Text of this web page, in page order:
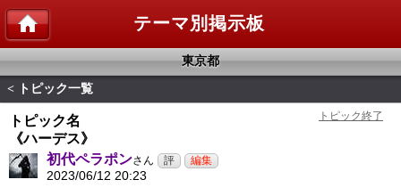
テーマ別掲示板
東京都
< トピック一覧
トピック名
《ハーデス》
初代ペラポンさん
2023/06/12 20:23